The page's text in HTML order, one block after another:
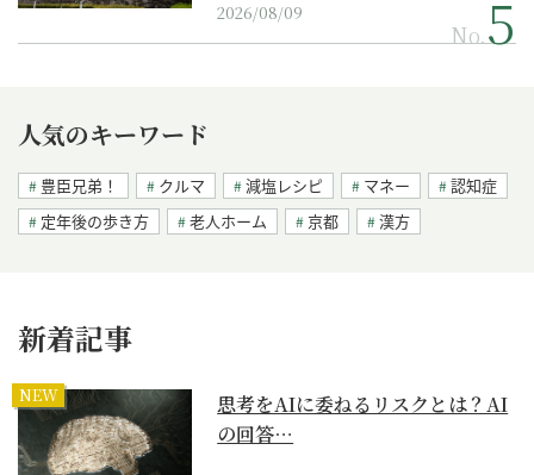
2026/08/09
No.
人気のキーワード
豊臣兄弟！ クルマ 減塩レシピ マネー
認知症
定年後の歩き方
老人ホーム 京都 漢方
新着記事
NEW
思考をAIに委ねるリスクとは？AI
の回答…